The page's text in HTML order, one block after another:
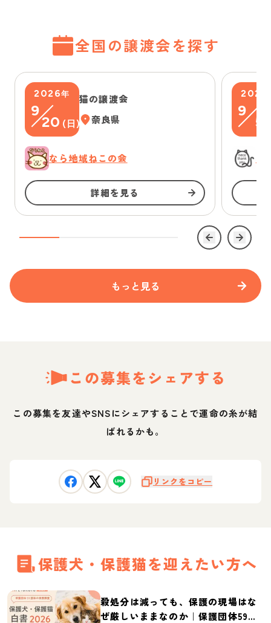
全国の譲渡会を探す
2026年
9
20 ( 日)
猫の譲渡会
奈良県
なら地域ねこの会
詳細を見る
2026
9
5
もっと見る
この募集をシェアする
この募集を友達やSNSにシェアすることで運命の糸が結
ばれるかも。
リンクをコピー
保護犬・保護猫を迎えたい方へ
殺処分は減っても、保護の現場はな
ぜ厳しいままなのか｜保護団体59団